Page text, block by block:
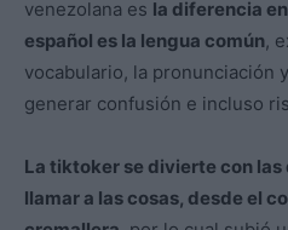
venezolana es la diferencia
español es la lengua común,
vocabulario, la pronunciación
generar confusión e incluso
La tiktoker se divierte con
llamar a las cosas, desde el